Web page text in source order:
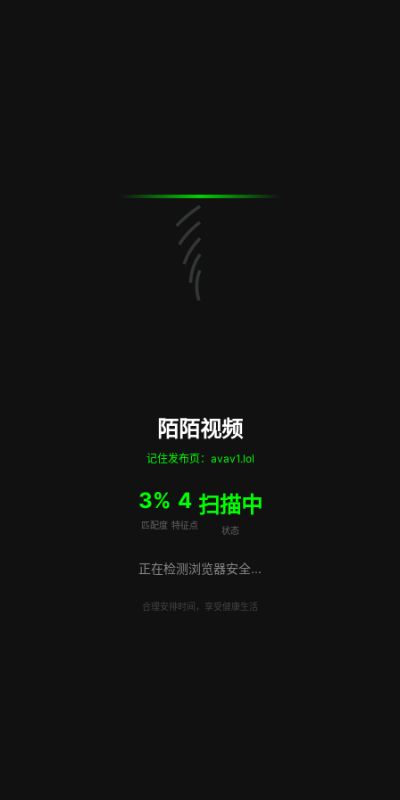
陌陌视频
记住发布页：avav1.lol
5%
匹配度
6
特征点
扫描中
状态
正在检测浏览器安全...
合理安排时间，享受健康生活